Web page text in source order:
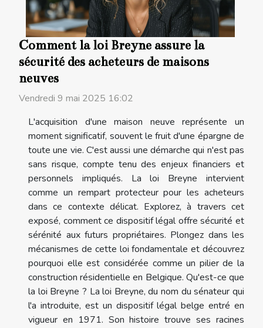
Comment la loi Breyne assure la
sécurité des acheteurs de maisons
neuves
Vendredi 9 mai 2025 16:02
L'acquisition d'une maison neuve représente un
moment significatif, souvent le fruit d'une épargne de
toute une vie. C'est aussi une démarche qui n'est pas
sans risque, compte tenu des enjeux financiers et
personnels impliqués. La loi Breyne intervient
comme un rempart protecteur pour les acheteurs
dans ce contexte délicat. Explorez, à travers cet
exposé, comment ce dispositif légal offre sécurité et
sérénité aux futurs propriétaires. Plongez dans les
mécanismes de cette loi fondamentale et découvrez
pourquoi elle est considérée comme un pilier de la
construction résidentielle en Belgique. Qu'est-ce que
la loi Breyne ? La loi Breyne, du nom du sénateur qui
l'a introduite, est un dispositif légal belge entré en
vigueur en 1971. Son histoire trouve ses racines